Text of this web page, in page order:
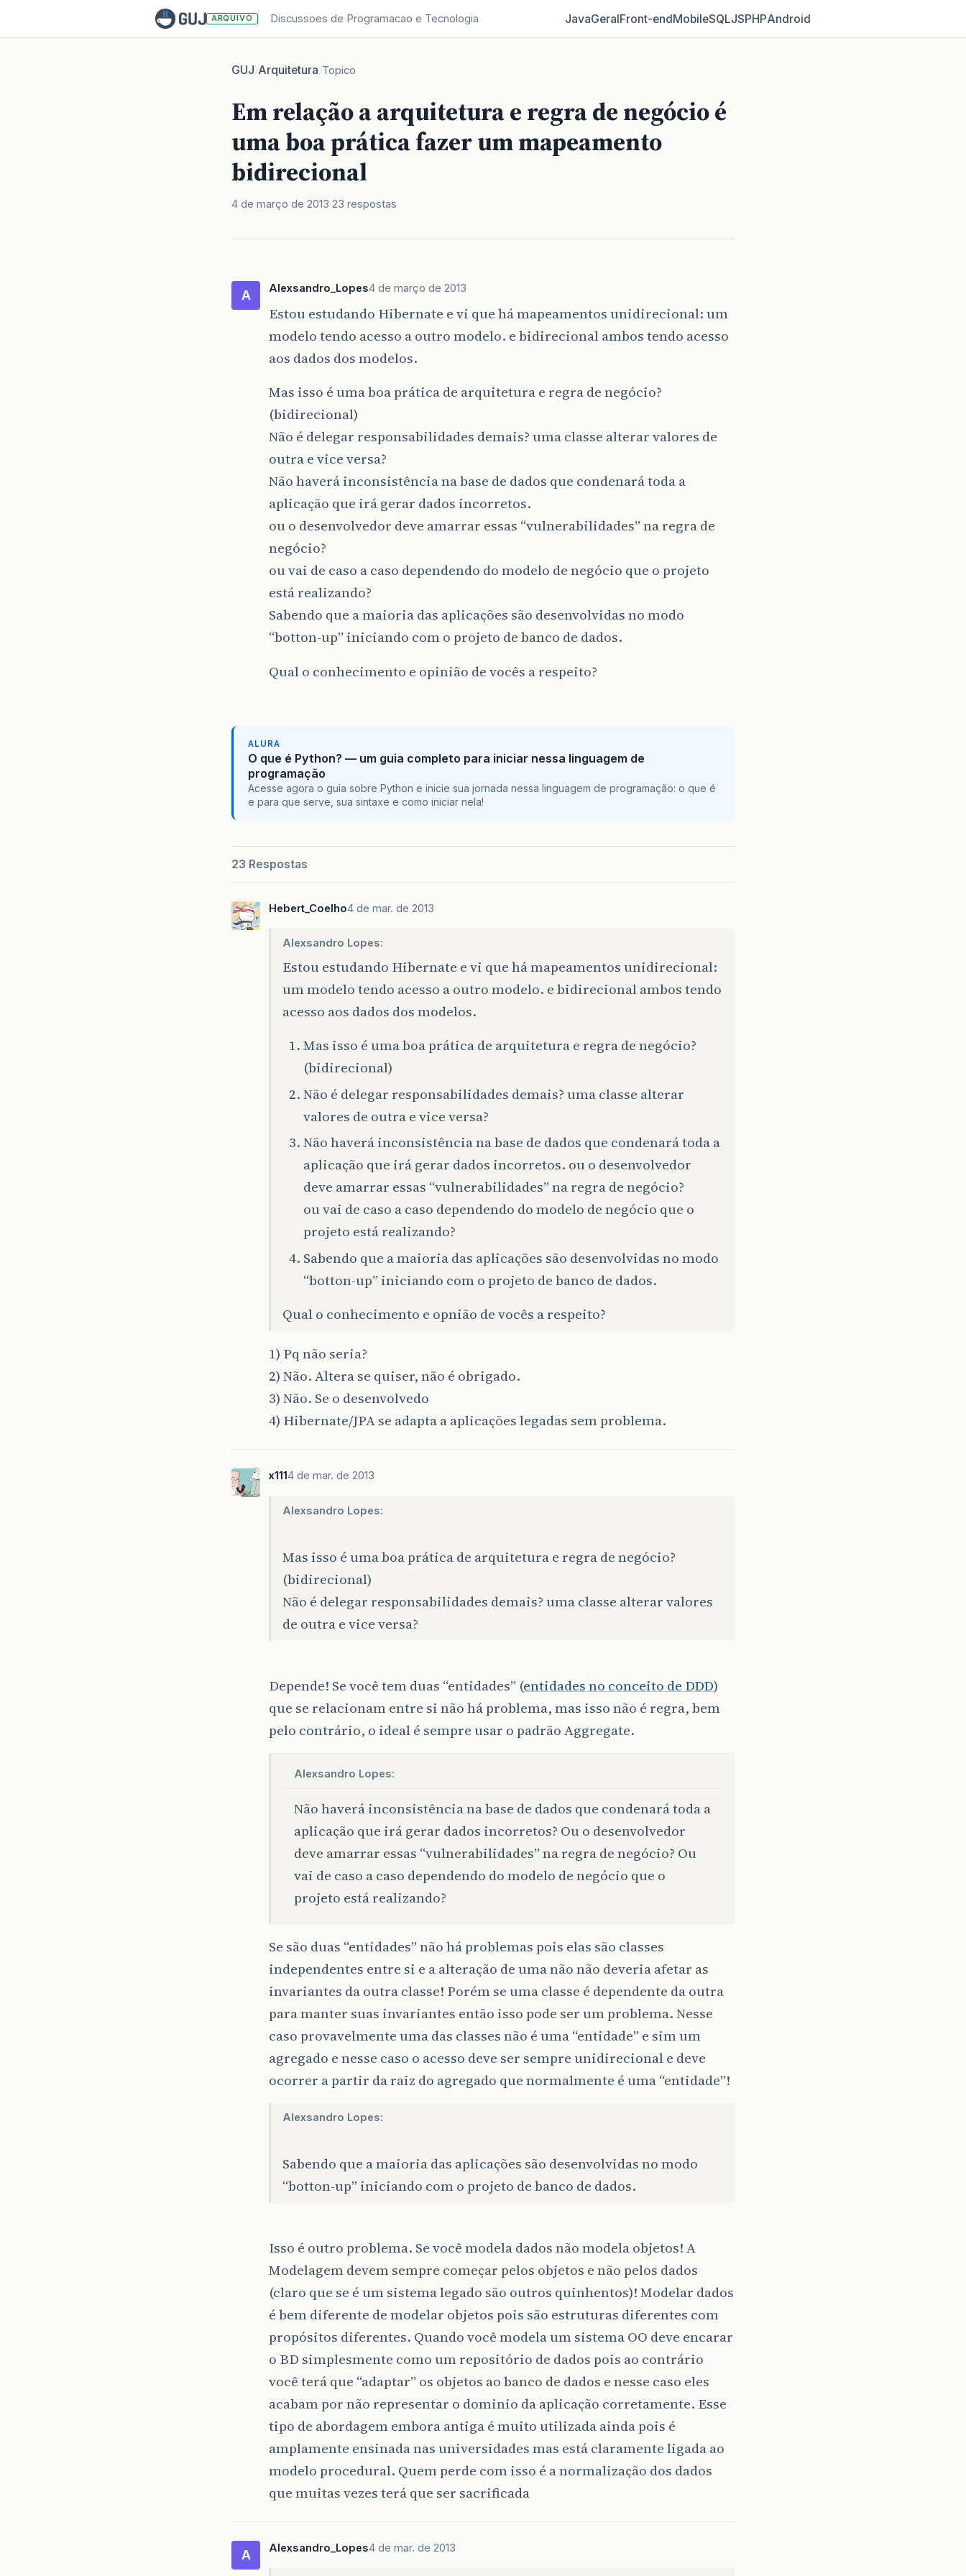
ARQUIVO Discussoes de Programacao e Tecnologia JavaGeralFront‑endMobileSQLJSPHPAndroid
GUJ/Arquitetura/Topico
Em relação a arquitetura e regra de negócio é
uma boa prática fazer um mapeamento
bidirecional
4 de março de 2013 23 respostas
A Alexsandro_Lopes4 de março de 2013
Estou estudando Hibernate e vi que há mapeamentos unidirecional: um
modelo tendo acesso a outro modelo. e bidirecional ambos tendo acesso
aos dados dos modelos.
Mas isso é uma boa prática de arquitetura e regra de negócio?
(bidirecional)
Não é delegar responsabilidades demais? uma classe alterar valores de
outra e vice versa?
Não haverá inconsistência na base de dados que condenará toda a
aplicação que irá gerar dados incorretos.
ou o desenvolvedor deve amarrar essas “vulnerabilidades” na regra de
negócio?
ou vai de caso a caso dependendo do modelo de negócio que o projeto
está realizando?
Sabendo que a maioria das aplicações são desenvolvidas no modo
“botton-up” iniciando com o projeto de banco de dados.
Qual o conhecimento e opinião de vocês a respeito?
ALURA
O que é Python? — um guia completo para iniciar nessa linguagem de
programação
Acesse agora o guia sobre Python e inicie sua jornada nessa linguagem de programação: o que é
e para que serve, sua sintaxe e como iniciar nela!
23 Respostas
Hebert_Coelho4 de mar. de 2013
Alexsandro Lopes:
Estou estudando Hibernate e vi que há mapeamentos unidirecional:
um modelo tendo acesso a outro modelo. e bidirecional ambos tendo
acesso aos dados dos modelos.
Mas isso é uma boa prática de arquitetura e regra de negócio?
(bidirecional)
Não é delegar responsabilidades demais? uma classe alterar
valores de outra e vice versa?
Não haverá inconsistência na base de dados que condenará toda a
aplicação que irá gerar dados incorretos. ou o desenvolvedor
deve amarrar essas “vulnerabilidades” na regra de negócio?
ou vai de caso a caso dependendo do modelo de negócio que o
projeto está realizando?
Sabendo que a maioria das aplicações são desenvolvidas no modo
“botton-up” iniciando com o projeto de banco de dados.
Qual o conhecimento e opnião de vocês a respeito?
1) Pq não seria?
2) Não. Altera se quiser, não é obrigado.
3) Não. Se o desenvolvedo
4) Hibernate/JPA se adapta a aplicações legadas sem problema.
x1114 de mar. de 2013
Alexsandro Lopes:
Mas isso é uma boa prática de arquitetura e regra de negócio?
(bidirecional)
Não é delegar responsabilidades demais? uma classe alterar valores
de outra e vice versa?
Depende! Se você tem duas “entidades” (entidades no conceito de DDD)
que se relacionam entre si não há problema, mas isso não é regra, bem
pelo contrário, o ideal é sempre usar o padrão Aggregate.
Alexsandro Lopes:
Não haverá inconsistência na base de dados que condenará toda a
aplicação que irá gerar dados incorretos? Ou o desenvolvedor
deve amarrar essas “vulnerabilidades” na regra de negócio? Ou
vai de caso a caso dependendo do modelo de negócio que o
projeto está realizando?
Se são duas “entidades” não há problemas pois elas são classes
independentes entre si e a alteração de uma não não deveria afetar as
invariantes da outra classe! Porém se uma classe é dependente da outra
para manter suas invariantes então isso pode ser um problema. Nesse
caso provavelmente uma das classes não é uma “entidade” e sim um
agregado e nesse caso o acesso deve ser sempre unidirecional e deve
ocorrer a partir da raiz do agregado que normalmente é uma “entidade”!
Alexsandro Lopes:
Sabendo que a maioria das aplicações são desenvolvidas no modo
“botton-up” iniciando com o projeto de banco de dados.
Isso é outro problema. Se você modela dados não modela objetos! A
Modelagem devem sempre começar pelos objetos e não pelos dados
(claro que se é um sistema legado são outros quinhentos)! Modelar dados
é bem diferente de modelar objetos pois são estruturas diferentes com
propósitos diferentes. Quando você modela um sistema OO deve encarar
o BD simplesmente como um repositório de dados pois ao contrário
você terá que “adaptar” os objetos ao banco de dados e nesse caso eles
acabam por não representar o dominio da aplicação corretamente. Esse
tipo de abordagem embora antiga é muito utilizada ainda pois é
amplamente ensinada nas universidades mas está claramente ligada ao
modelo procedural. Quem perde com isso é a normalização dos dados
que muitas vezes terá que ser sacrificada
A Alexsandro_Lopes4 de mar. de 2013